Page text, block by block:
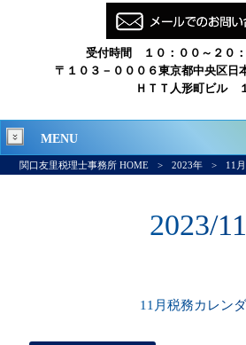
受付時間 １０：００～２０
〒１０３－０００６東京都中央区日
ＨＴＴ人形町ビル
MENU
関口友里税理士事務所 HOME > 2023年 > 11月
2023/11
11月税務カレン